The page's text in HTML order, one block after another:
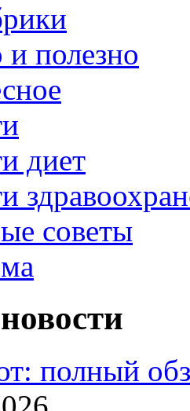
полезно
диет
советы
полный